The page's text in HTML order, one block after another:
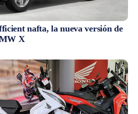
nafta, la nueva versión de
X